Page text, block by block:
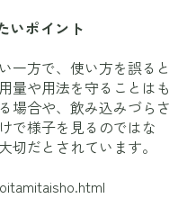
いポイント
一方で、使い方を誤ると
量や用法を守ることはも
場合や、飲み込みづらさ
で様子を見るのではな
切だとされています。